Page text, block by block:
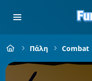
Πάλη Combat